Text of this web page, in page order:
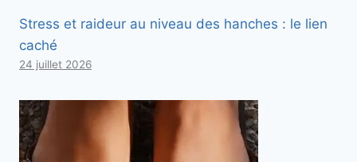
Stress et raideur au niveau des hanches : le lien
caché
24 juillet 2026